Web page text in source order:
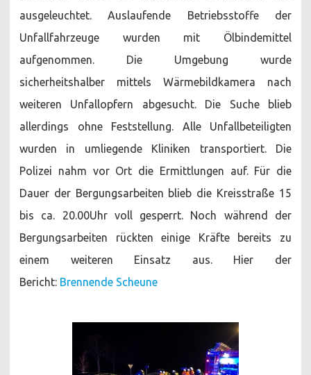
ausgeleuchtet. Auslaufende Betriebsstoffe der
Unfallfahrzeuge wurden mit Ölbindemittel
aufgenommen. Die Umgebung wurde
sicherheitshalber mittels Wärmebildkamera nach
weiteren Unfallopfern abgesucht. Die Suche blieb
allerdings ohne Feststellung. Alle Unfallbeteiligten
wurden in umliegende Kliniken transportiert. Die
Polizei nahm vor Ort die Ermittlungen auf. Für die
Dauer der Bergungsarbeiten blieb die Kreisstraße 15
bis ca. 20.00Uhr voll gesperrt. Noch während der
Bergungsarbeiten rückten einige Kräfte bereits zu
einem weiteren Einsatz aus. Hier der
Bericht: Brennende Scheune